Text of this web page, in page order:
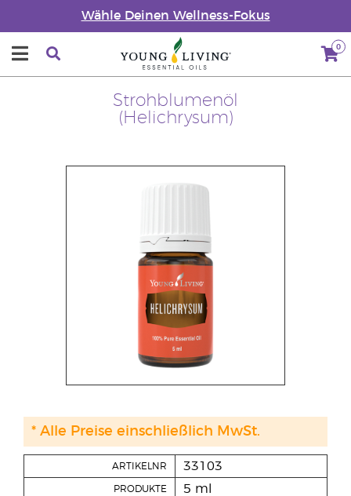
Wähle Deinen Wellness-Fokus
0
Strohblumenöl
(Helichrysum)
ARTIKELNR 33103
PRODUKTE 5 ml
* Alle Preise einschließlich MwSt.